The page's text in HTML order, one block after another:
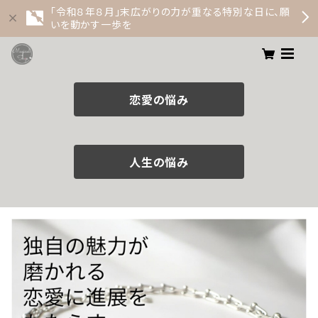
「令和８年８月」末広がりの力が重なる特別な日に、願
いを動かす一歩を
恋愛の悩み
人生の悩み